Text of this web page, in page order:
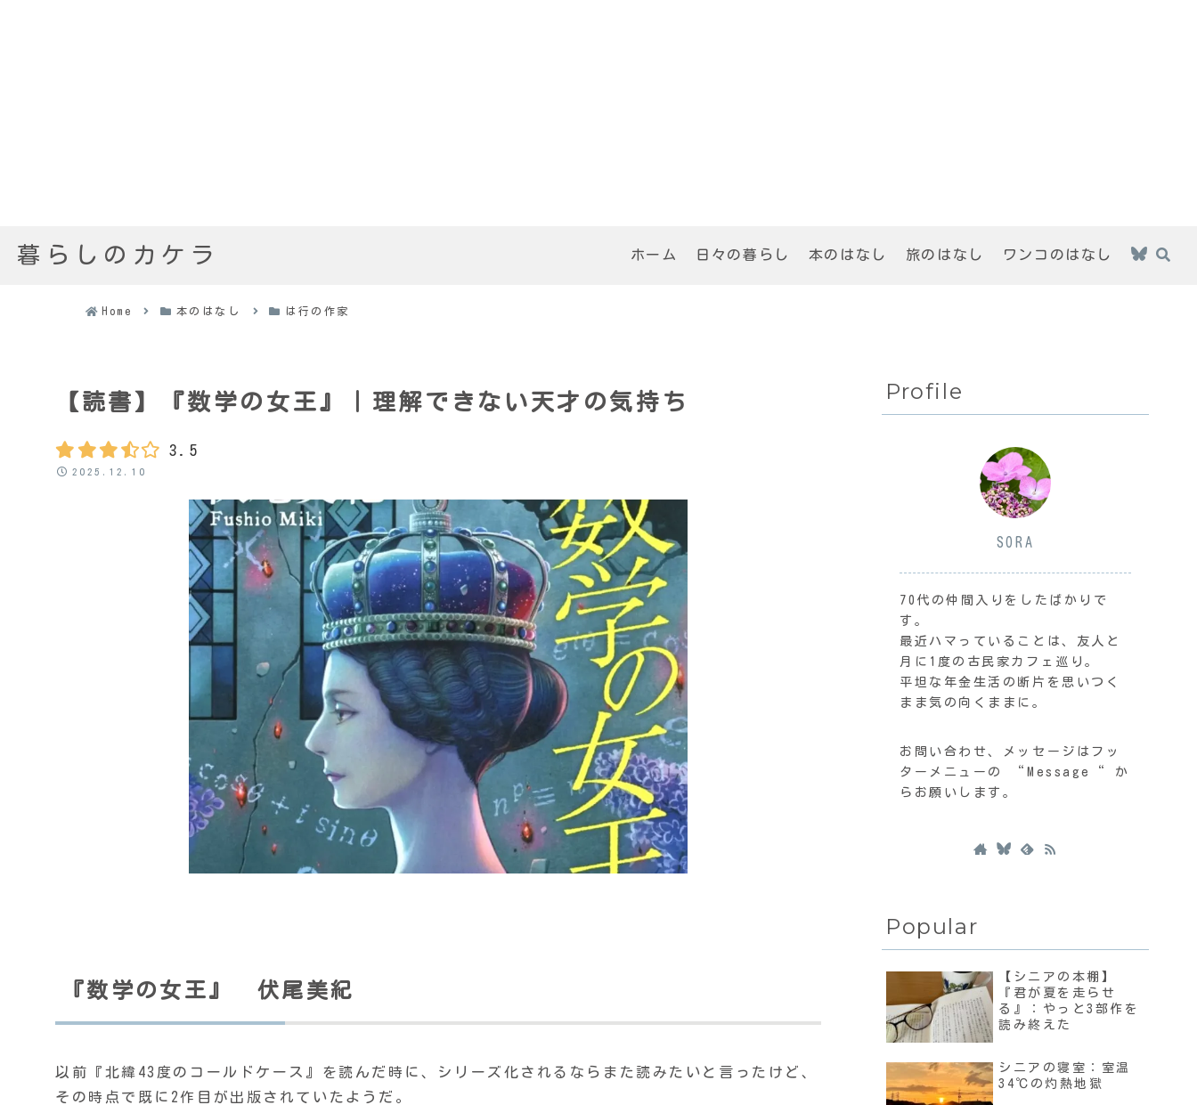
暮らしのカケラ ホーム 日々の暮らし 本のはなし 旅のはなし ワンコのはなし
Home 本のはなし は行の作家
【読書】『数学の女王』｜理解できない天才の気持ち
3.5
2025.12.10
『数学の女王』 伏尾美紀
以前『北緯43度のコールドケース』を読んだ時に、シリーズ化されるならまた読みたいと言ったけど、
その時点で既に2作目が出版されていたようだ。
Profile
SORA
70代の仲間入りをしたばかりで
す。
最近ハマっていることは、友人と
月に1度の古民家カフェ巡り。
平坦な年金生活の断片を思いつく
まま気の向くままに。
お問い合わせ、メッセージはフッ
ターメニューの “Message“ か
らお願いします。
Popular
【シニアの本棚】
『君が夏を走らせ
る』：やっと3部作を
読み終えた
シニアの寝室：室温
34℃の灼熱地獄